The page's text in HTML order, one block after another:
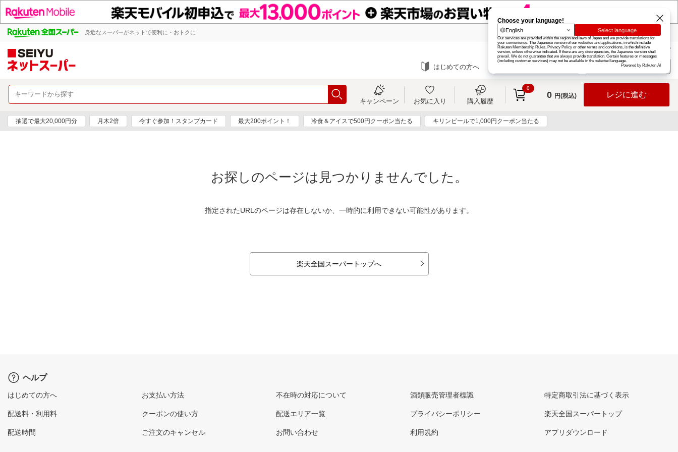
身近なスーパーがネットで便利に・おトクに 楽天グループ カード
お知らせ ヘルプ
はじめての方へ ログイン
キャンペーン お気に入り 購入履歴
0
0 円(税込) レジに進む
抽選で最大20,000円分 月木2倍 今すぐ参加！スタンプカード 最大200ポイント！ 冷食＆アイスで500円クーポン当たる キリンビールで1,000円クーポン当たる
お探しのページは見つかりませんでした。
指定されたURLのページは存在しないか、一時的に利用できない可能性があります。
楽天全国スーパートップへ
ヘルプ
はじめての方へ
配送料・利用料
配送時間
お支払い方法
クーポンの使い方
ご注文のキャンセル
不在時の対応について
配送エリア一覧
お問い合わせ
酒類販売管理者標識
プライバシーポリシー
利用規約
特定商取引法に基づく表示
楽天全国スーパートップ
アプリダウンロード